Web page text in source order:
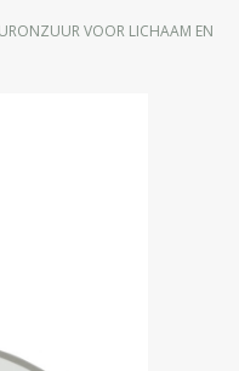
VOOR LICHAAM EN